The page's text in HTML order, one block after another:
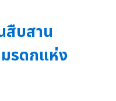
สืบสาน
รดกแห่ง